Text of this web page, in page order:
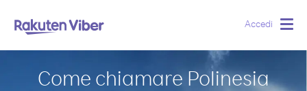
Accedi
Come chiamare Polinesia